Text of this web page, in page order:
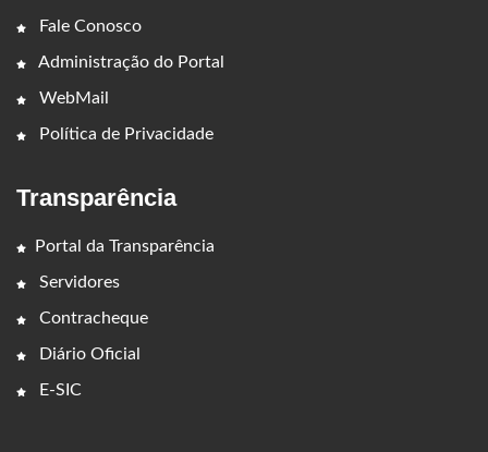
Fale Conosco
Administração do Portal
WebMail
Política de Privacidade
Transparência
Portal da Transparência
Servidores
Contracheque
Diário Oficial
E-SIC